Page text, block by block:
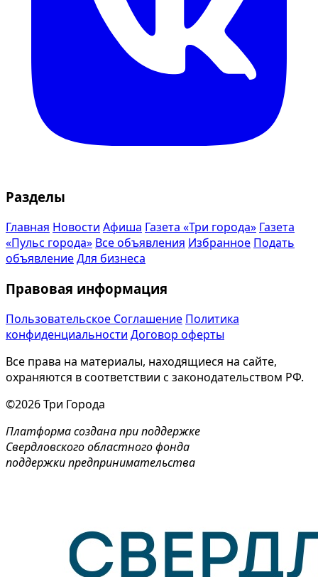
Разделы
Главная Новости Афиша Газета «Три города» Газета
«Пульс города» Все объявления Избранное Подать
объявлениеДля бизнеса
Правовая информация
Пользовательское Соглашение Политика
конфиденциальности Договор оферты
Все права на материалы, находящиеся на сайте,
охраняются в соответствии с законодательством РФ.
©2026 Три Города
Платформа создана при поддержке
Свердловского областного фонда
поддержки предпринимательства